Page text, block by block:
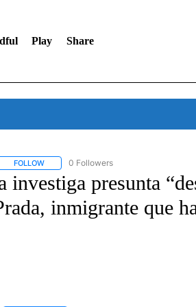
Play Share
FOLLOWFOLLOW "CNN - SPANISH" TO RECEIVE
0 Followers
investiga presunta
inmigrante que